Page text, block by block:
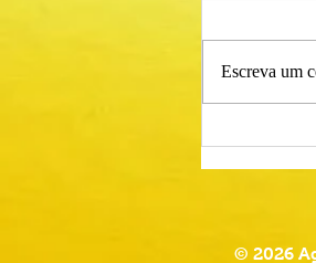
Comum
Escreva um
© 2026